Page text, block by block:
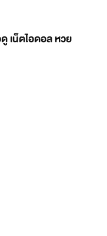
เน็ตไอดอล หวย